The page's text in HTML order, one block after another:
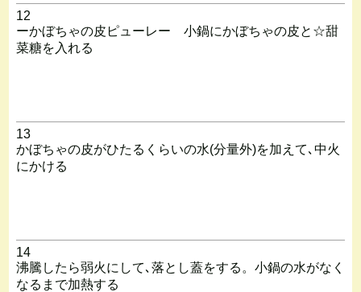
12
ーかぼちゃの皮ピューレー 小鍋にかぼちゃの皮と☆甜
菜糖を入れる
13
かぼちゃの皮がひたるくらいの水(分量外)を加えて､中火
にかける
14
沸騰したら弱火にして､落とし蓋をする。小鍋の水がなく
なるまで加熱する